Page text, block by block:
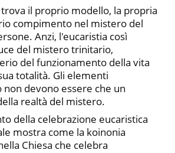
trova il proprio modello, la propria
compimento nel mistero del
Anzi, l'eucaristia così
del mistero trinitario,
del funzionamento della vita
totalità. Gli elementi
devono essere che un
realtà del mistero.
della celebrazione eucaristica
mostra come la koinonia
Chiesa che celebra